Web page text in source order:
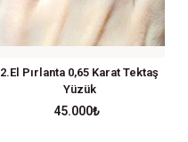
2.El Pırlanta 0,65 Karat Tektaş
Yüzük
45.000₺